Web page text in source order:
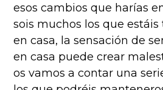
esos cambios que harías
sois muchos los que
en casa, la sensación de
en casa puede crear
os vamos a contar una